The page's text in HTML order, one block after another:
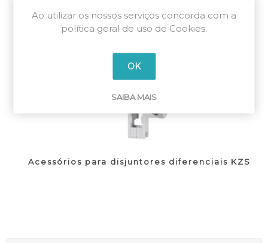
Acessórios para disjuntores diferenciais KZS
Ao utilizar os nossos serviços concorda com a
política geral de uso de Cookies.
OK
SAIBA MAIS